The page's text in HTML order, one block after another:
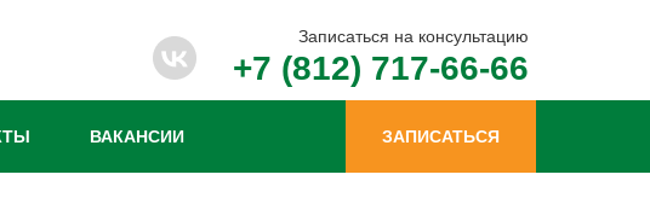
Записаться на консультацию
+7 (812) 717-66-66
ВАКАНСИИ ЗАПИСАТЬСЯ